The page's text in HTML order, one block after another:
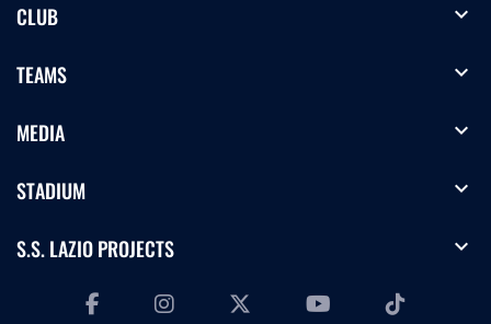
CLUB expand_more
TEAMS expand_more
MEDIA expand_more
STADIUM expand_more
S.S. LAZIO PROJECTS expand_more